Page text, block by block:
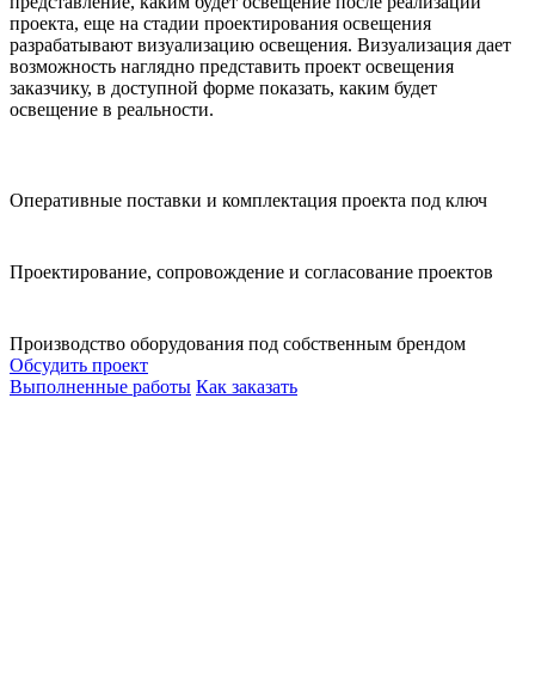
проекта, еще на стадии проектирования освещения
разрабатывают визуализацию освещения. Визуализация дает
возможность наглядно представить проект освещения
заказчику, в доступной форме показать, каким будет
освещение в реальности.
Оперативные поставки и комплектация проекта под ключ
Проектирование, сопровождение и согласование проектов
Производство оборудования под собственным брендом
Обсудить проект
Выполненные работы Как заказать